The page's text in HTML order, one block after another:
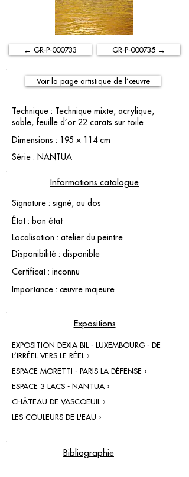
← GR-P-000733 GR-P-000735 →
Voir la page artistique de l’œuvre
Technique : Technique mixte, acrylique,
sable, feuille d’or 22 carats sur toile
Dimensions : 195 × 114 cm
Série : NANTUA
Informations catalogue
Signature : signé, au dos
État : bon état
Localisation : atelier du peintre
Disponibilité : disponible
Certificat : inconnu
Importance : œuvre majeure
Expositions
EXPOSITION DEXIA BIL - LUXEMBOURG - DE
L’IRRÉEL VERS LE RÉEL ›
ESPACE MORETTI - PARIS LA DÉFENSE ›
ESPACE 3 LACS - NANTUA ›
CHÂTEAU DE VASCOEUIL ›
LES COULEURS DE L'EAU ›
Bibliographie